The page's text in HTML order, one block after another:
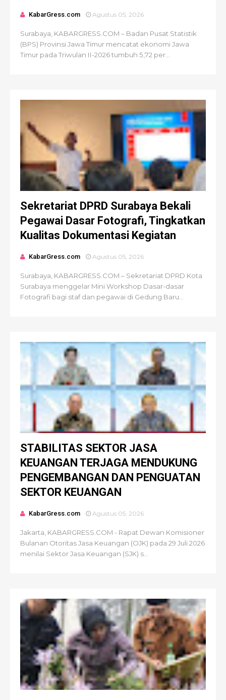
KabarGress.com Agustus 05, 2026
Surabaya, KABARGRESS.COM – Badan Pusat Statistik
(BPS) Provinsi Jawa Timur mencatat ekonomi Jawa
Timur pada Triwulan II-2026 tumbuh 5,72 per...
Sekretariat DPRD Surabaya Bekali
Pegawai Dasar Fotografi, Tingkatkan
Kualitas Dokumentasi Kegiatan
KabarGress.com Agustus 05, 2026
Surabaya, KABARGRESS.COM – Sekretariat DPRD Kota
Surabaya menggelar Mini Workshop Dasar-dasar
Fotografi bagi staf dan pegawai di Gedung Baru...
STABILITAS SEKTOR JASA
KEUANGAN TERJAGA MENDUKUNG
PENGEMBANGAN DAN PENGUATAN
SEKTOR KEUANGAN
KabarGress.com Agustus 05, 2026
Jakarta, KABARGRESS.COM - Rapat Dewan Komisioner
Bulanan Otoritas Jasa Keuangan (OJK) pada 29 Juli 2026
menilai Sektor Jasa Keuangan (SJK) s...